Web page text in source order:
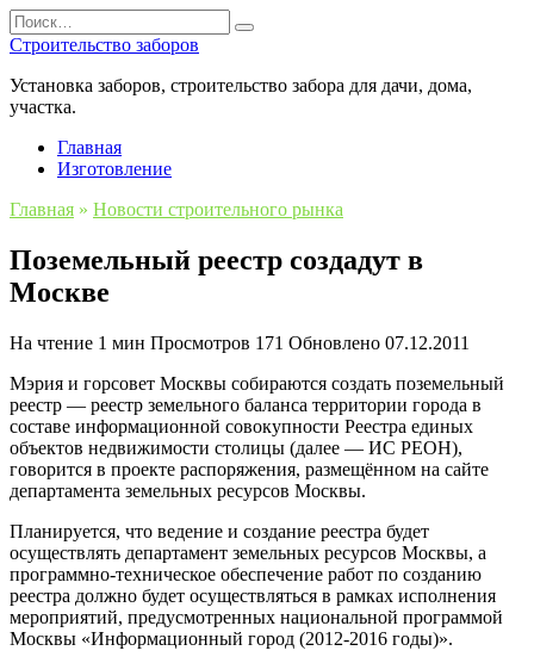
Перейти
к
содержанию
Search
for:
Строительство заборов
Установка заборов, строительство забора для дачи, дома,
участка.
Главная
Изготовление
Главная » Новости строительного рынка
Поземельный реестр создадут в
Москве
На чтение 1 мин Просмотров 171 Обновлено 07.12.2011
Мэрия и горсовет Москвы собираются создать поземельный
реестр — реестр земельного баланса территории города в
составе информационной совокупности Реестра единых
объектов недвижимости столицы (далее — ИС РЕОН),
говорится в проекте распоряжения, размещённом на сайте
департамента земельных ресурсов Москвы.
Планируется, что ведение и создание реестра будет
осуществлять департамент земельных ресурсов Москвы, а
программно-техническое обеспечение работ по созданию
реестра должно будет осуществляться в рамках исполнения
мероприятий, предусмотренных национальной программой
Москвы «Информационный город (2012-2016 годы)».